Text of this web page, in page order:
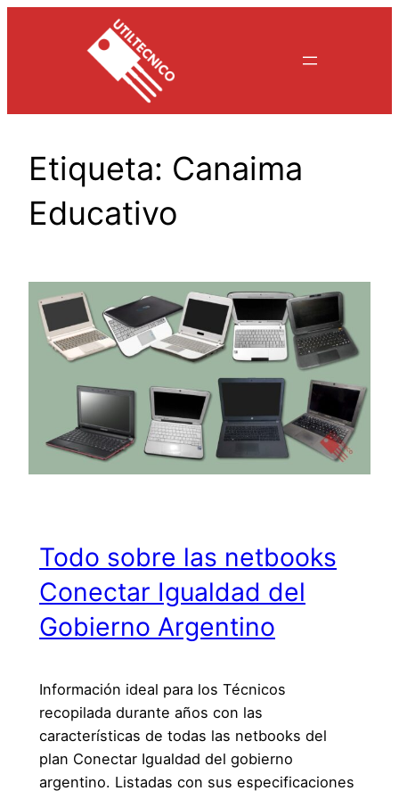
Etiqueta: Canaima
Educativo
Todo sobre las netbooks
Conectar Igualdad del
Gobierno Argentino
Información ideal para los Técnicos
recopilada durante años con las
características de todas las netbooks del
plan Conectar Igualdad del gobierno
argentino. Listadas con sus especificaciones